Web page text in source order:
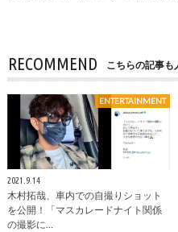
RECOMMEND こちらの記事も
ENTERTAINMENT
2021.9.14
木村拓哉、車内での自撮りショット
を公開！「マスカレードナイト関係
の撮影に…